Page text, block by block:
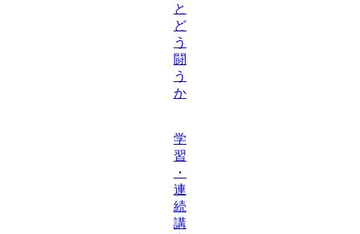
と
ど
う
闘
う
か
学
習
・
連
続
講